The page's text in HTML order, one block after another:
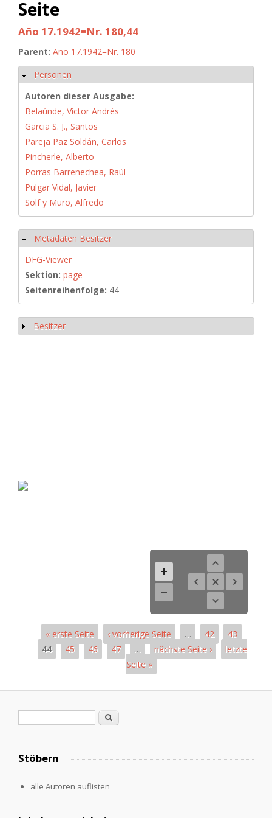
Seite
Año 17.1942=Nr. 180,44
Parent: Año 17.1942=Nr. 180
Ausblenden
Personen
Autoren dieser Ausgabe:
Belaúnde, Víctor Andrés
Garcia S. J., Santos
Pareja Paz Soldán, Carlos
Pincherle, Alberto
Porras Barrenechea, Raúl
Pulgar Vidal, Javier
Solf y Muro, Alfredo
Ausblenden
Metadaten Besitzer
DFG-Viewer
Sektion: page
Seitenreihenfolge: 44
Anzeigen
Besitzer
« erste Seite ‹ vorherige Seite … 42
43
44
45 46 47 … nächste Seite ›
letzte
Seite »
Suche
Stöbern
alle Autoren auflisten